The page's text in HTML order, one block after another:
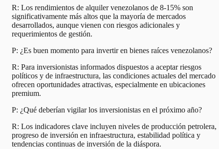
R: Los rendimientos de alquiler venezolanos de 8-15% son
significativamente más altos que la mayoría de mercados
desarrollados, aunque vienen con riesgos adicionales y
requerimientos de gestión.
P: ¿Es buen momento para invertir en bienes raíces venezolanos?
R: Para inversionistas informados dispuestos a aceptar riesgos
políticos y de infraestructura, las condiciones actuales del mercado
ofrecen oportunidades atractivas, especialmente en ubicaciones
premium.
P: ¿Qué deberían vigilar los inversionistas en el próximo año?
R: Los indicadores clave incluyen niveles de producción petrolera,
progreso de inversión en infraestructura, estabilidad política y
tendencias continuas de inversión de la diáspora.